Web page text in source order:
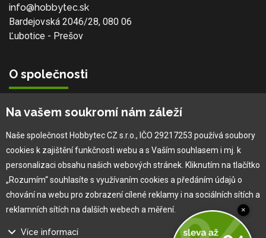
info@hobbytec.sk
Bardejovská 2046/28, 080 06
Ľubotice - Prešov
O společnosti
Vlastní výroba
Náš tým
O nás
Pro zákazníka
Obchodní podmínky
Jak na reklamaci
Na vašem soukromí nám záleží
Naše společnost Hobbytec CZ s.r.o., IČO 29217253 používá soubory
cookies k zajištění funkčnosti webu a s Vaším souhlasem i mj. k
personalizaci obsahu našich webových stránek. Kliknutím na tlačítko
„Rozumím“ souhlasíte s využívaním cookies a předáním údajů o
chování na webu pro zobrazení cílené reklamy i na sociálních sítích a
reklamních sítích na dalších webech a měření.
Více informací
×